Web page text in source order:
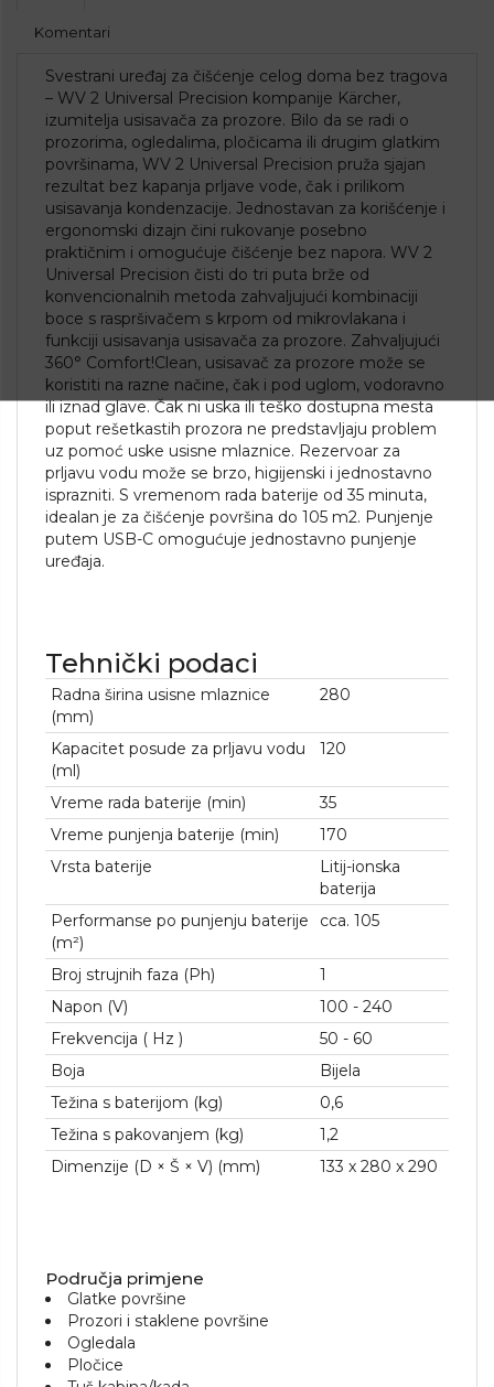
Komentari
Svestrani uređaj za čišćenje celog doma bez tragova
– WV 2 Universal Precision kompanije Kärcher,
izumitelja usisavača za prozore. Bilo da se radi o
prozorima, ogledalima, pločicama ili drugim glatkim
površinama, WV 2 Universal Precision pruža sjajan
rezultat bez kapanja prljave vode, čak i prilikom
usisavanja kondenzacije. Jednostavan za korišćenje i
ergonomski dizajn čini rukovanje posebno
praktičnim i omogućuje čišćenje bez napora. WV 2
Universal Precision čisti do tri puta brže od
konvencionalnih metoda zahvaljujući kombinaciji
boce s raspršivačem s krpom od mikrovlakana i
funkciji usisavanja usisavača za prozore. Zahvaljujući
360° Comfort!Clean, usisavač za prozore može se
koristiti na razne načine, čak i pod uglom, vodoravno
ili iznad glave. Čak ni uska ili teško dostupna mesta
poput rešetkastih prozora ne predstavljaju problem
uz pomoć uske usisne mlaznice. Rezervoar za
prljavu vodu može se brzo, higijenski i jednostavno
isprazniti. S vremenom rada baterije od 35 minuta,
idealan je za čišćenje površina do 105 m2. Punjenje
putem USB-C omogućuje jednostavno punjenje
uređaja.
Tehnički podaci
Radna širina usisne mlaznice
(mm)
280
Kapacitet posude za prljavu vodu
(ml)
120
Vreme rada baterije (min)
35
Vreme punjenja baterije (min)
170
Vrsta baterije
Litij-ionska
baterija
Performanse po punjenju baterije
(m²)
cca. 105
Broj strujnih faza (Ph)
1
Napon (V)
100 - 240
Frekvencija ( Hz )
50 - 60
Boja
Bijela
Težina s baterijom (kg)
0,6
Težina s pakovanjem (kg)
1,2
Dimenzije (D × Š × V) (mm)
133 x 280 x 290
Područja primjene
Glatke površine
Prozori i staklene površine
Ogledala
Pločice